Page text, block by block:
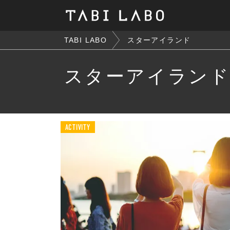
TABI LABO スターアイランド
スターアイランド
ACTIVITY